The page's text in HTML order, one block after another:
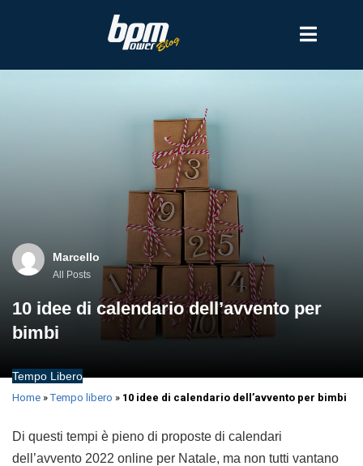
Marcello
All Posts
10 idee di calendario dell’avvento per
bimbi
Tempo Libero
Home»Tempo libero » 10 idee di calendario dell’avvento per bimbi
Di questi tempi è pieno di proposte di calendari
dell’avvento 2022 online per Natale, ma non tutti vantano